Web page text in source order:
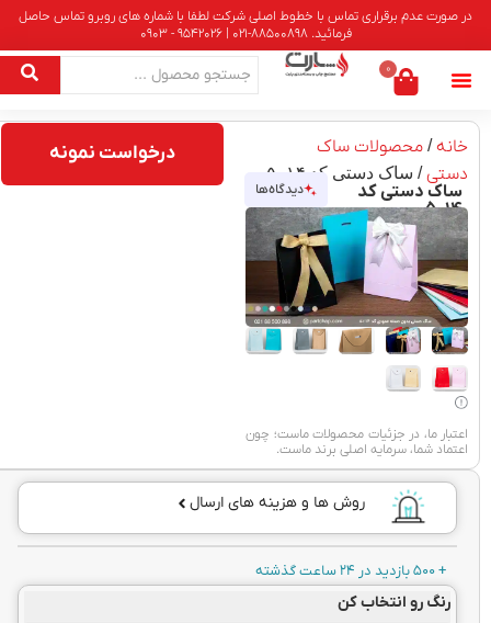
در صورت عدم برقراری تماس با خطوط اصلی شرکت لطفا با شماره های روبرو تماس حاصل
فرمائید. 88500898-021 | 9542026 - 0903
0
خانه/ محصولات ساک
دستی/ ساک دستی کد ۵۰۱۴
ساک دستی کد
۵۰۱۴
دیدگاه‌ها
اعتبار ما، در جزئیات محصولات ماست؛ چون
اعتماد شما، سرمایه اصلی برند ماست.
درخواست نمونه
روش ها و هزینه های ارسال
رنگ رو انتخاب کن